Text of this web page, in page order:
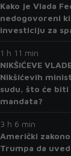
Kako je Vlada
nedogovoreni
investiciju za
1 h 11 min
NIKŠIĆEVE
Nikšićevih
sudu, što će biti
mandata?
3 h 6 min
Američki
Trumpa da